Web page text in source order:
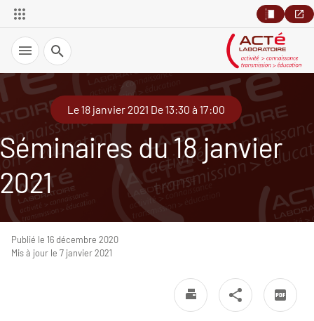
Recherche
Le 18 janvier 2021 De 13:30 à 17:00
Séminaires du 18 janvier
2021
Publié le 16 décembre 2020
Mis à jour le 7 janvier 2021